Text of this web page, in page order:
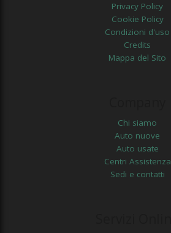
Privacy Policy
Cookie Policy
Condizioni d'uso
Credits
Mappa del Sito
Chi siamo
Auto nuove
Auto usate
Centri Assistenza
Sedi e contatti